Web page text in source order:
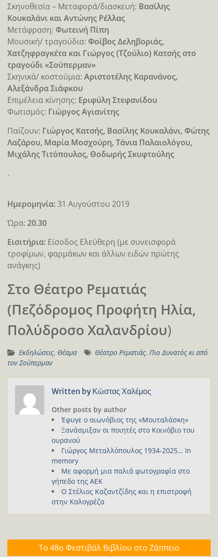
Σκηνοθεσία – Μεταφορά/διασκευή: Βασίλης
Κουκαλάνι και Αντώνης Ρέλλας
Μετάφραση: Φωτεινή Πίπη
Μουσική/ τραγούδια: Φοίβος Δεληβοριάς,
Χατζηφραγκέτα και Γιώργος (Τζούλιο) Κατσής στο
τραγούδι «Σούπερμαν»
Σκηνικά/ κοστούμια: Αριστοτέλης Καρανάνος,
Αλεξάνδρα Σιάφκου
Επιμέλεια κίνησης: Εριφύλη Στεφανίδου
Φωτισμός: Γιώργος Αγιανίτης
Παίζουν: Γιώργος Κατσής, Βασίλης Κουκαλάνι, Φώτης
Λαζάρου, Μαρία Μοσχούρη, Τάνια Παλαιολόγου,
Μιχάλης Τιτόπουλος, Θοδωρής Σκυφτούλης
.
Ημερομηνία:31 Αυγούστου 2019
Ώρα: 20.30
Eισιτήρια: Είσοδος Ελεύθερη (με συνεισφορά
τροφίμων, φαρμάκων και άλλων ειδών πρώτης
ανάγκης)
Στο Θέατρο Ρεματιάς
(Πεζόδρομος Προφήτη Ηλία,
Πολύδροσο Χαλανδρίου)
Εκδηλώσεις, Θέαμα Θέατρο Ρεματιάς, Πιο Δυνατός κι από
τον Σούπερμαν
Written by Κώστας Χαλέμος
Other posts by author
Έφυγε ο αιωνόβιος της «Μουταλάσκη»
Ξανάσμιξαν οι ποιητές στο Κοινόβιο του
ουρανού
Γιώργος Μεταλλόπουλος 1934-2025… In
memory
Με αφορμή μια παλιά φωτογραφία στο
γήπεδο της ΑΕΚ
Ο Στέλιος Καζαντζίδης και η επιστροφή
στην Καλογρέζα
Πλοήγηση
Το 48ο Φεστιβάλ Βιβλίου στο Ζάππειο